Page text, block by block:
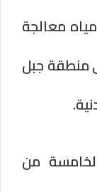
معالجة
في منطقة جبل
من